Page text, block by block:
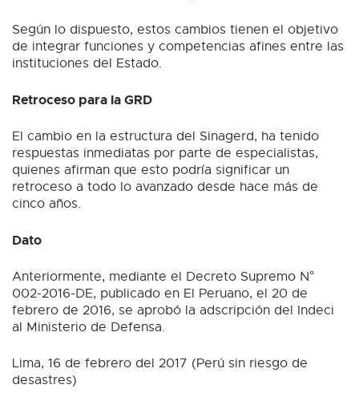
Según lo dispuesto, estos cambios tienen el objetivo
de integrar funciones y competencias afines entre las
instituciones del Estado.
Retroceso para la GRD
El cambio en la estructura del Sinagerd, ha tenido
respuestas inmediatas por parte de especialistas,
quienes afirman que esto podría significar un
retroceso a todo lo avanzado desde hace más de
cinco años.
Dato
Anteriormente, mediante el Decreto Supremo N°
002-2016-DE, publicado en El Peruano, el 20 de
febrero de 2016, se aprobó la adscripción del Indeci
al Ministerio de Defensa.
Lima, 16 de febrero del 2017 (Perú sin riesgo de
desastres)